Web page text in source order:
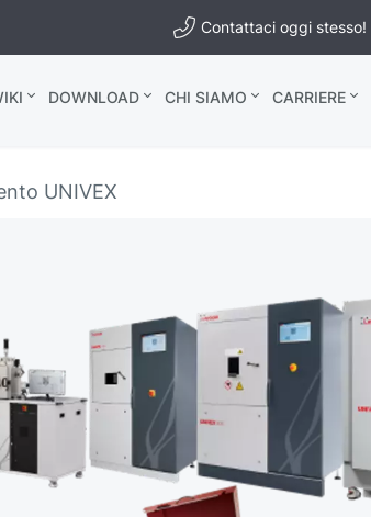
Contattaci oggi stesso!
DOWNLOAD CHI SIAMO CARRIERE
UNIVEX